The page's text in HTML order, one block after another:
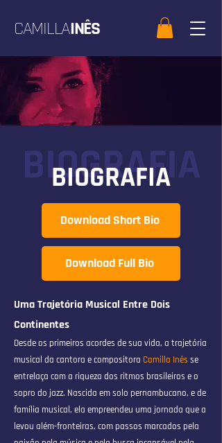
CAMILLAINÊS
BIOGRAFIA
BIOGRAFIA
Download Short Bio
Download Full Bio
Uma Trajetória Musical Entre Dois
Continentes
Desde os primeiros acordes de sua vida, a trajetória
musical da cantora e compositora Camilla Inês se
entrelaça com a riqueza dos ritmos brasileiros e o
sopro do jazz. Nascida em solo pernambucano, e de
família musical, ela empreendeu uma jornada que a
levou além-fronteiras, com passos marcados pela